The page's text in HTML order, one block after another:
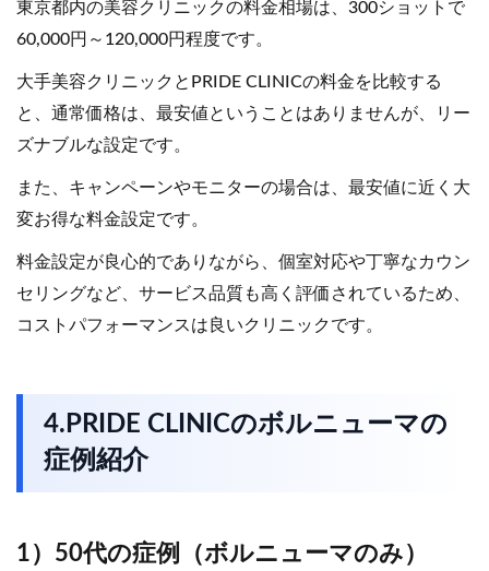
東京都内の美容クリニックの料金相場は、300ショットで
60,000円～120,000円程度です。
大手美容クリニックとPRIDE CLINICの料金を比較する
と、通常価格は、最安値ということはありませんが、リー
ズナブルな設定です。
また、キャンペーンやモニターの場合は、最安値に近く大
変お得な料金設定です。
料金設定が良心的でありながら、個室対応や丁寧なカウン
セリングなど、サービス品質も高く評価されているため、
コストパフォーマンスは良いクリニックです。
4.PRIDE CLINICのボルニューマの
症例紹介
1）50代の症例（ボルニューマのみ）